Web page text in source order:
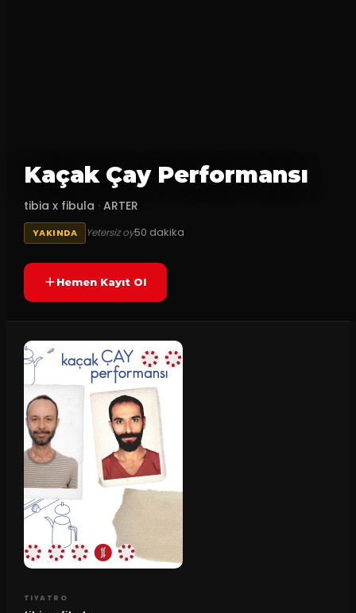
Kaçak Çay Performansı
tibia x fibula · ARTER
YAKINDA Yetersiz oy50 dakika
Hemen Kayıt Ol
TIYATRO